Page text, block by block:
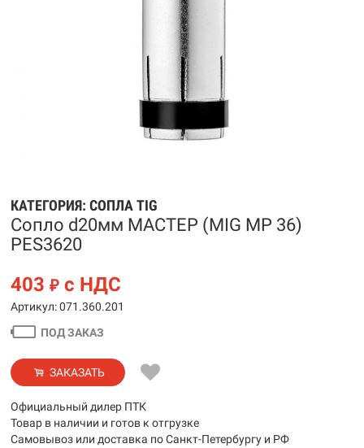
КАТЕГОРИЯ: СОПЛА TIG
Сопло d20мм МАСТЕР (MIG MP 36)
PES3620
403 ₽ с НДС
Артикул: 071.360.201
ПОД ЗАКАЗ
ЗАКАЗАТЬ
Официальный дилер ПТК
Товар в наличии и готов к отгрузке
Самовывоз или доставка по Санкт-Петербургу и РФ